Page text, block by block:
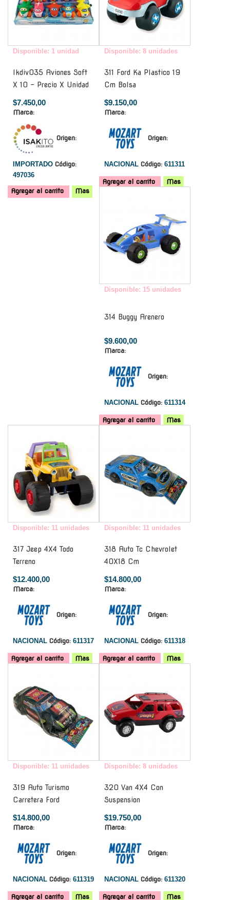
Disponible: 1 unidad
Ikdiv035 Aviones Soft
X 10 - Precio X Unidad
$7.450,00
Marca:
Origen:
IMPORTADO Código:
497036
Agregar al carrito Mas
Disponible: 8 unidades
311 Ford Ka Plastico 19
Cm Bolsa
$9.150,00
Marca:
Origen:
NACIONAL Código: 611311
Agregar al carrito
Mas
Disponible: 15 unidades
314 Buggy Arenero
$9.600,00
Marca:
Origen:
NACIONAL Código: 611314
Agregar al carrito
Mas
Disponible: 11 unidades
317 Jeep 4X4 Todo
Terreno
$12.400,00
Marca:
Origen:
NACIONAL Código: 611317
Agregar al carrito Mas
Disponible: 11 unidades
318 Auto Tc Chevrolet
40X18 Cm
$14.800,00
Marca:
Origen:
NACIONAL Código: 611318
Agregar al carrito
Mas
Disponible: 11 unidades
319 Auto Turismo
Carretera Ford
$14.800,00
Marca:
Origen:
NACIONAL Código: 611319
Agregar al carrito Mas
Disponible: 8 unidades
320 Van 4X4 Con
Suspension
$19.750,00
Marca:
Origen:
NACIONAL Código: 611320
Agregar al carrito Mas